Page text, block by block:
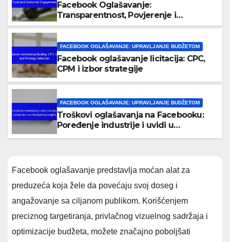
Facebook Oglašavanje:
Transparentnost, Povjerenje i
Angažovanje Kupaca
FACEBOOK OGLAŠAVANJE: UPRAVLJANJE BUDŽETOM
Facebook oglašavanje licitacija: CPC,
CPM i izbor strategije
FACEBOOK OGLAŠAVANJE: UPRAVLJANJE BUDŽETOM
Troškovi oglašavanja na Facebooku:
Poređenje industrije i uvidi u
Facebook oglašavanje predstavlja moćan alat za
preduzeća koja žele da povećaju svoj doseg i
angažovanje sa ciljanom publikom. Korišćenjem
preciznog targetiranja, privlačnog vizuelnog sadržaja i
optimizacije budžeta, možete značajno poboljšati